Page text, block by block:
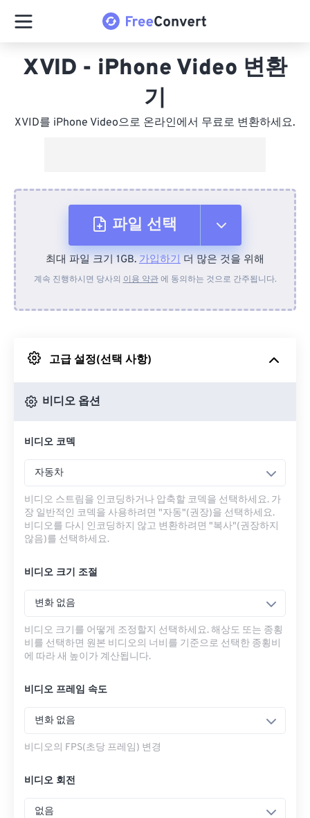
XVID - iPhone Video 변환
기
XVID를 iPhone Video으로 온라인에서 무료로 변환하세요.
파일 선택
장치에서
Google 드라이브에서
최대 파일 크기 1GB. 가입하기 더 많은 것을 위해
계속 진행하시면 당사의 이용 약관에 동의하는 것으로 간주됩니다.
고급 설정(선택 사항)
비디오 옵션
비디오 코덱
자동차
비디오 스트림을 인코딩하거나 압축할 코덱을 선택하세요. 가
장 일반적인 코덱을 사용하려면 "자동"(권장)을 선택하세요.
비디오를 다시 인코딩하지 않고 변환하려면 "복사"(권장하지
않음)를 선택하세요.
비디오 크기 조절
변화 없음
비디오 크기를 어떻게 조정할지 선택하세요. 해상도 또는 종횡
비를 선택하면 원본 비디오의 너비를 기준으로 선택한 종횡비
에 따라 새 높이가 계산됩니다.
비디오 프레임 속도
변화 없음
비디오의 FPS(초당 프레임) 변경
비디오 회전
없음